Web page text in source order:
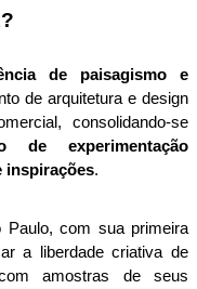
de paisagismo e
de arquitetura e design
consolidando-se
de experimentação
inspirações.
com sua primeira
a liberdade criativa de
amostras de seus